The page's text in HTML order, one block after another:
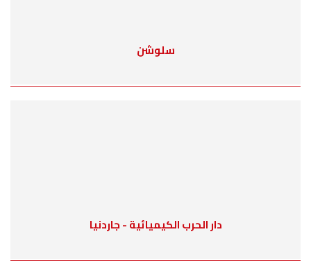
سلوشن
دار الحرب الكيميائية - جاردنيا